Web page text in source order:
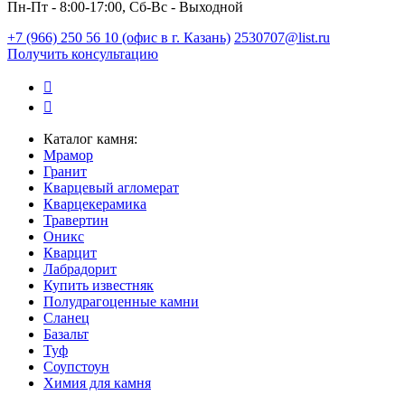
Пн-Пт - 8:00-17:00, Сб-Вс - Выходной
+7 (966) 250 56 10 (офис в г. Казань) 2530707@list.ru
Получить консультацию
Каталог камня:
Мрамор
Гранит
Кварцевый агломерат
Кварцекерамика
Травертин
Оникс
Кварцит
Лабрадорит
Купить известняк
Полудрагоценные камни
Сланец
Базальт
Туф
Соупстоун
Химия для камня